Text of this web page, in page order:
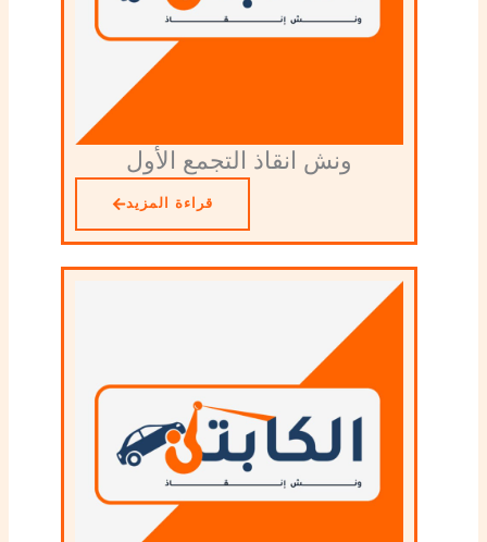
ونش انقاذ التجمع الأول
قراءة المزيد